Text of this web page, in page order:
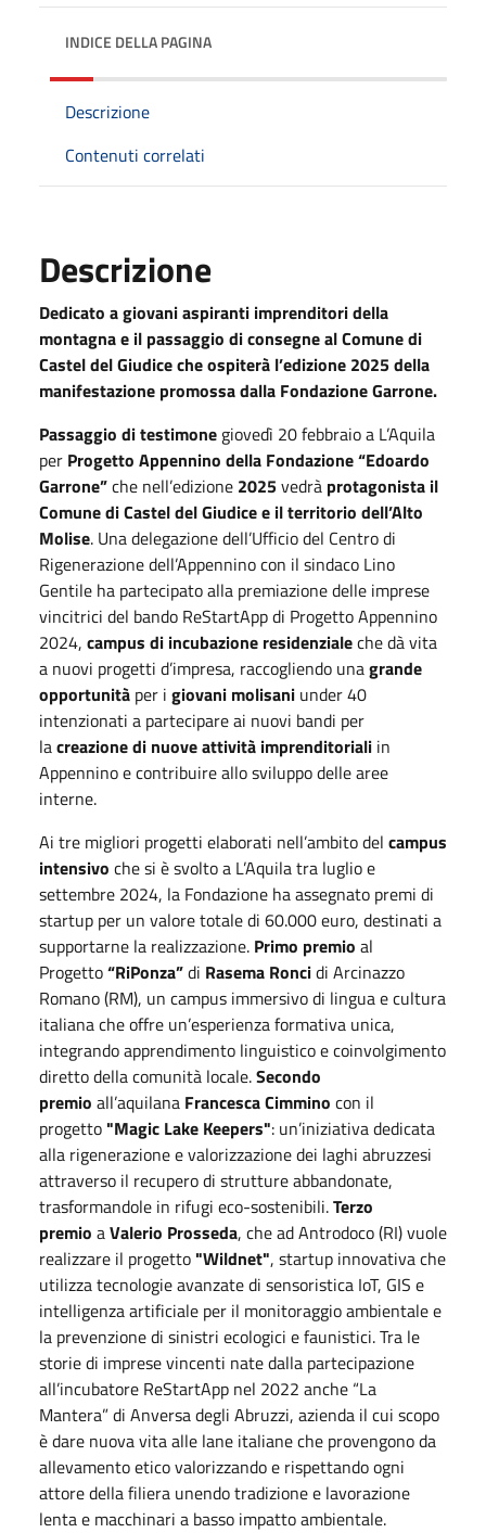
INDICE DELLA PAGINA
Descrizione
Contenuti correlati
Descrizione
Dedicato a giovani aspiranti imprenditori della
montagna e il passaggio di consegne al Comune di
Castel del Giudice che ospiterà l’edizione 2025 della
manifestazione promossa dalla Fondazione Garrone.
Passaggio di testimone giovedì 20 febbraio a L’Aquila
per Progetto Appennino della Fondazione “Edoardo
Garrone”che nell’edizione 2025vedrà protagonista il
Comune di Castel del Giudice e il territorio dell’Alto
Molise. Una delegazione dell’Ufficio del Centro di
Rigenerazione dell’Appennino con il sindaco Lino
Gentile ha partecipato alla premiazione delle imprese
vincitrici del bando ReStartApp di Progetto Appennino
2024, campus di incubazione residenzialeche dà vita
a nuovi progetti d’impresa, raccogliendo unagrande
opportunità per i giovani molisani under 40
intenzionati a partecipare ai nuovi bandi per
lacreazione di nuove attività imprenditoriali in
Appennino e contribuire allo sviluppo delle aree
interne.
Ai tre migliori progetti elaborati nell’ambito del campus
intensivo che si è svolto a L’Aquila tra luglio e
settembre 2024, la Fondazione ha assegnato premi di
startup per un valore totale di 60.000 euro, destinati a
supportarne la realizzazione. Primo premio al
Progetto“RiPonza”di Rasema Roncidi Arcinazzo
Romano (RM), un campus immersivo di lingua e cultura
italiana che offre un’esperienza formativa unica,
integrando apprendimento linguistico e coinvolgimento
diretto della comunità locale.Secondo
premio all’aquilana Francesca Cimmino con il
progetto"Magic Lake Keepers": un’iniziativa dedicata
alla rigenerazione e valorizzazione dei laghi abruzzesi
attraverso il recupero di strutture abbandonate,
trasformandole in rifugi eco-sostenibili.Terzo
premio aValerio Prosseda, che ad Antrodoco (RI) vuole
realizzare il progetto"Wildnet", startup innovativa che
utilizza tecnologie avanzate di sensoristica IoT, GIS e
intelligenza artificiale per il monitoraggio ambientale e
la prevenzione di sinistri ecologici e faunistici. Tra le
storie di imprese vincenti nate dalla partecipazione
all’incubatore ReStartApp nel 2022 anche “La
Mantera” di Anversa degli Abruzzi, azienda il cui scopo
è dare nuova vita alle lane italiane che provengono da
allevamento etico valorizzando e rispettando ogni
attore della filiera unendo tradizione e lavorazione
lenta e macchinari a basso impatto ambientale.